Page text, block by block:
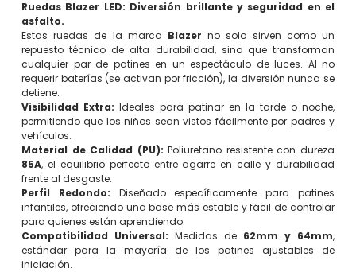
Ruedas Blazer LED: Diversión brillante y seguridad en el
asfalto.
Estas ruedas de la marca Blazer no solo sirven como un
repuesto técnico de alta durabilidad, sino que transforman
cualquier par de patines en un espectáculo de luces. Al no
requerir baterías (se activan por fricción), la diversión nunca se
detiene.
Visibilidad Extra: Ideales para patinar en la tarde o noche,
permitiendo que los niños sean vistos fácilmente por padres y
vehículos.
Material de Calidad (PU): Poliuretano resistente con dureza
85A, el equilibrio perfecto entre agarre en calle y durabilidad
frente al desgaste.
Perfil Redondo: Diseñado específicamente para patines
infantiles, ofreciendo una base más estable y fácil de controlar
para quienes están aprendiendo.
Compatibilidad Universal: Medidas de 62mm y 64mm,
estándar para la mayoría de los patines ajustables de
iniciación.